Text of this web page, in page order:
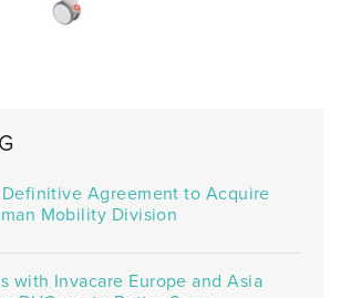
Definitive Agreement to Acquire
Mobility Division
with Invacare Europe and Asia